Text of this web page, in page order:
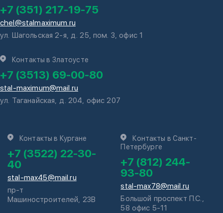
+7 (351) 217-19-75
chel@stalmaximum.ru
ул. Шагольская 2-я, д. 25, пом. 3, офис 1
Контакты в Златоусте
+7 (3513) 69-00-80
stal-maximum@mail.ru
ул. Таганайская, д. 204, офис 207
Контакты в Кургане
+7 (3522) 22-30-
40
stal-max45@mail.ru
пр-т
Машиностроителей, 23В
Контакты в Санкт-
Петербурге
+7 (812) 244-
93-80
stal-max78@mail.ru
Большой проспект П.С.,
58 офис 5-11